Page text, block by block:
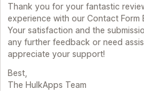
Thank you for your fantastic
experience with our Contact Form
Your satisfaction and the
any further feedback or need
appreciate your support!
Best,
The HulkApps Team